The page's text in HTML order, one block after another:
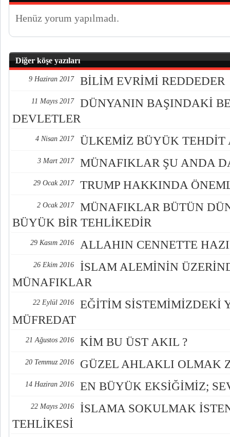
Henüz yorum yapılmadı.
Diğer köşe yazıları
9 Haziran 2017 BİLİM EVRİMİ REDDEDER
11 Mayıs 2017
DÜNYANIN BAŞINDAKİ
DEVLETLER
4 Nisan 2017 ÜLKEMİZ BÜYÜK
3 Mart 2017 MÜNAFIKLAR ŞU ANDA
29 Ocak 2017 TRUMP HAKKINDA
2 Ocak 2017
MÜNAFIKLAR BÜTÜN
BÜYÜK BİR TEHLİKEDİR
29 Kasım 2016 ALLAHIN CENNETTE
26 Ekim 2016
İSLAM ALEMİNİN
MÜNAFIKLAR
22 Eylül 2016
EĞİTİM SİSTEMİMİZDEKİ
MÜFREDAT
21 Ağustos 2016 KİM BU ÜST AKIL ?
20 Temmuz 2016 GÜZEL AHLAKLI OLMAK
14 Haziran 2016 EN BÜYÜK EKSİĞİMİZ;
22 Mayıs 2016
İSLAMA SOKULMAK
TEHLİKESİ